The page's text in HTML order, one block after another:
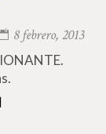
8 febrero, 2013